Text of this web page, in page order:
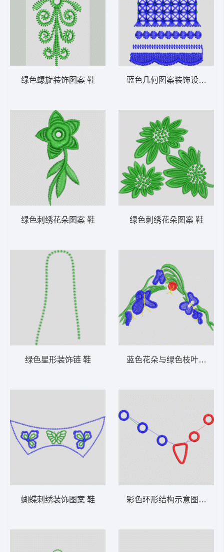
绿色螺旋装饰图案 鞋
绿色刺绣花朵图案 鞋
绿色星形装饰链 鞋
蝴蝶刺绣装饰图案 鞋
蓝色几何图案装饰设计 鞋
绿色刺绣花朵图案 鞋
蓝色花朵与绿色枝叶装饰图
彩色环形结构示意图 鞋